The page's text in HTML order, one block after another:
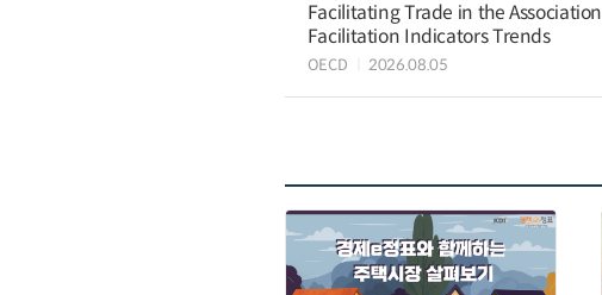
Facilitating Trade in the
Facilitation Indicators Trends
OECD 2026.08.05